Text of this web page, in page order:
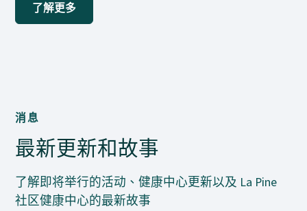
了解更多
消息
最新更新和故事
了解即将举行的活动、健康中心更新以及 La Pine
社区健康中心的最新故事